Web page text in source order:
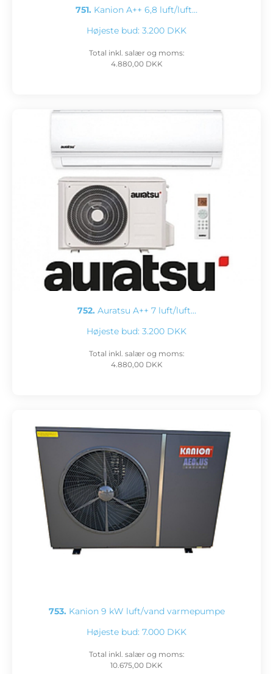
751. Kanion A++ 6,8 luft/luft…
Højeste bud: 3.200 DKK
Total inkl. salær og moms:
4.880,00 DKK
752. Auratsu A++ 7 luft/luft…
Højeste bud: 3.200 DKK
Total inkl. salær og moms:
4.880,00 DKK
753. Kanion 9 kW luft/vand varmepumpe
Højeste bud: 7.000 DKK
Total inkl. salær og moms:
10.675,00 DKK